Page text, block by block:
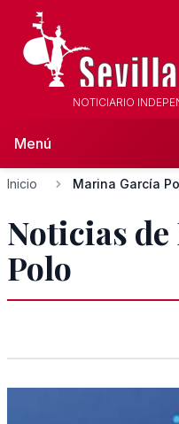
NOTICIARIO
Menú
Inicio Marina García
Noticias
Polo